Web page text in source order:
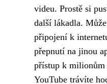
videu. Prostě si
další lákadla.
připojení k
přepnutí na jinou
přístup k milionům
YouTube trávíte